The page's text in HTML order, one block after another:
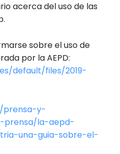
acerca del uso de las
sobre el uso de
por la AEPD:
default/files/2019-
prensa-y-
prensa/la-aepd-
una-guia-sobre-el-